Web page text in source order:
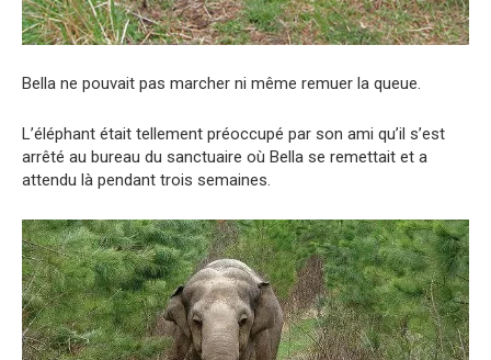
Bella ne pouvait pas marcher ni même remuer la queue.
L’éléphant était tellement préoccupé par son ami qu’il s’est
arrêté au bureau du sanctuaire où Bella se remettait et a
attendu là pendant trois semaines.